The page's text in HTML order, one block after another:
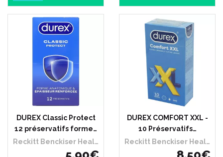
DUREX Classic Protect
12 préservatifs forme…
Reckitt Benckiser Healthcare France
DUREX COMFORT XXL -
10 Préservatifs…
Reckitt Benckiser Healthcare France